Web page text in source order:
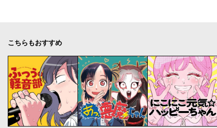
こちらもおすすめ